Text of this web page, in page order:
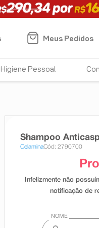
Meus Pedidos
Higiene Pessoal
Shampoo
CelaminaCód: 2790700